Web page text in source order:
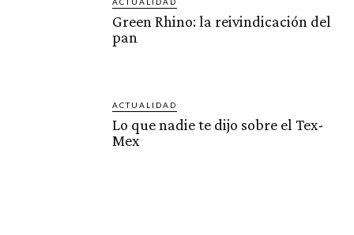
Green Rhino: la reivindicación del
pan
ACTUALIDAD
Lo que nadie te dijo sobre el Tex-
Mex